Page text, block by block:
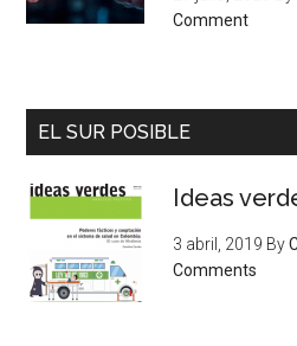
Comment
EL SUR POSIBLE
Ideas
3 abril, 2019 By
Comments